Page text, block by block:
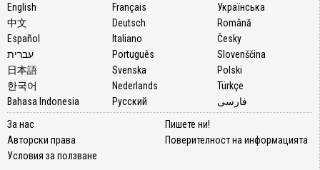
English
中文
Español
עברית
日本語
한국어
Bahasa Indonesia
Français
Deutsch
Italiano
Português
Svenska
Nederlands
Русский
Українська
Română
Česky
Slovenščina
Polski
Türkçe
فارسی
За нас
Авторски права
Условия за ползване
Пишете ни!
Поверителност на информацията